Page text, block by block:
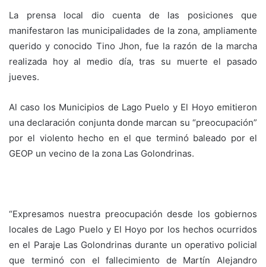
La prensa local dio cuenta de las posiciones que
manifestaron las municipalidades de la zona, ampliamente
querido y conocido Tino Jhon, fue la razón de la marcha
realizada hoy al medio día, tras su muerte el pasado
jueves.
Al caso los Municipios de Lago Puelo y El Hoyo emitieron
una declaración conjunta donde marcan su “preocupación”
por el violento hecho en el que terminó baleado por el
GEOP un vecino de la zona Las Golondrinas.
“Expresamos nuestra preocupación desde los gobiernos
locales de Lago Puelo y El Hoyo por los hechos ocurridos
en el Paraje Las Golondrinas durante un operativo policial
que terminó con el fallecimiento de Martín Alejandro